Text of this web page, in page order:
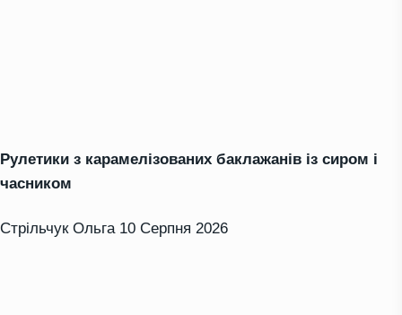
Рулетики з карамелізованих баклажанів із сиром і
часником
Стрільчук Ольга 10 Серпня 2026